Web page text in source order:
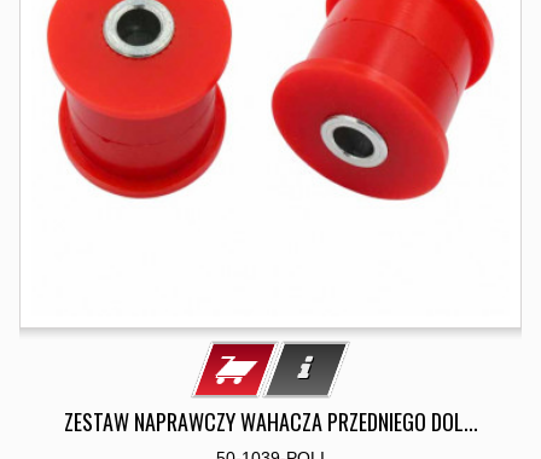
ZESTAW NAPRAWCZY WAHACZA PRZEDNIEGO DOL...